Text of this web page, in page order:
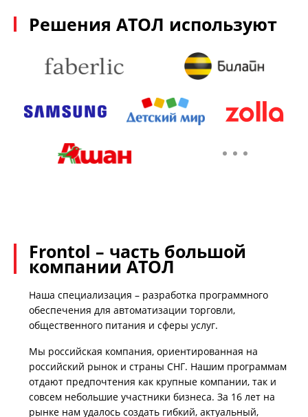
Решения АТОЛ используют
Frontol – часть большой
компании АТОЛ
Наша специализация – разработка программного
обеспечения для автоматизации торговли,
общественного питания и сферы услуг.
Мы российская компания, ориентированная на
российский рынок и страны СНГ. Нашим программам
отдают предпочтения как крупные компании, так и
совсем небольшие участники бизнеса. За 16 лет на
рынке нам удалось создать гибкий, актуальный,